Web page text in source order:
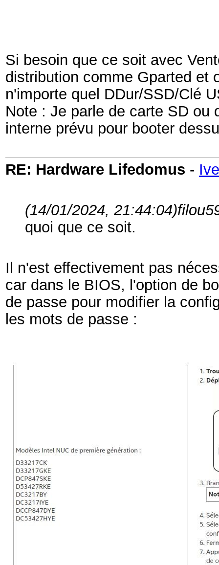
Si besoin que ce soit avec
distribution comme Gparted et
n'importe quel DDur/SSD/Clé
Note : Je parle de carte SD ou
interne prévu pour booter
RE: Hardware Lifedomus -
(14/01/2024, 21:44:04)
quoi que ce soit.
Il n'est effectivement pas
car dans le BIOS, l'option de
de passe pour modifier la
les mots de passe :